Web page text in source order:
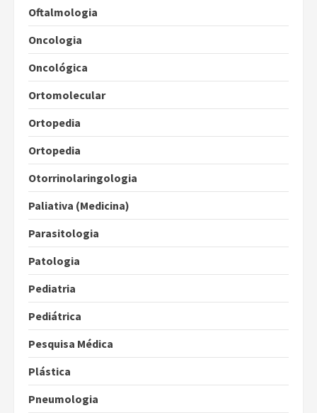
Oftalmologia
Oncologia
Oncológica
Ortomolecular
Ortopedia
Ortopedia
Otorrinolaringologia
Paliativa (Medicina)
Parasitologia
Patologia
Pediatria
Pediátrica
Pesquisa Médica
Plástica
Pneumologia